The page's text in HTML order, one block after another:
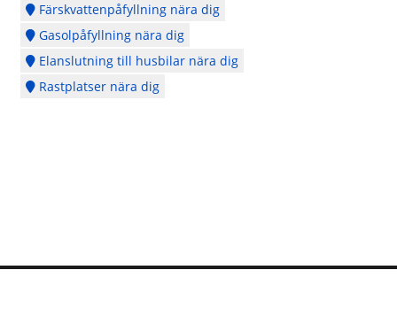
Färskvattenpåfyllning nära dig
Gasolpåfyllning nära dig
Elanslutning till husbilar nära dig
Rastplatser nära dig